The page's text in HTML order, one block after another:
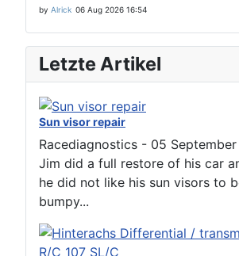
by Alrick 06 Aug 2026 16:54
Letzte Artikel
Sun visor repair
Racediagnostics - 05 September
Jim did a full restore of his car
he did not like his sun visors to
bumpy...